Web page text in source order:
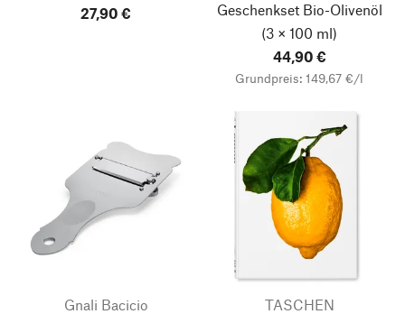
27,90 €
Geschenkset Bio-Olivenöl
(3 × 100 ml)
44,90 €
Grundpreis: 149,67 €/l
Gnali Bacicio
TASCHEN